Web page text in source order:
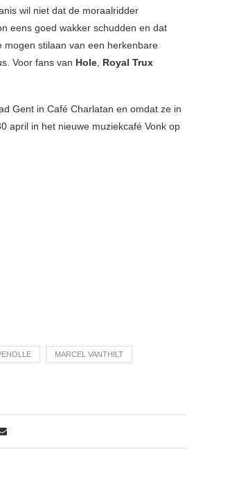
wil niet dat de moraalridder
eens goed wakker schudden en dat
mogen stilaan van een herkenbare
Voor fans van Hole, Royal Trux
Gent in Café Charlatan en omdat ze in
april in het nieuwe muziekcafé Vonk op
MARCEL VANTHILT